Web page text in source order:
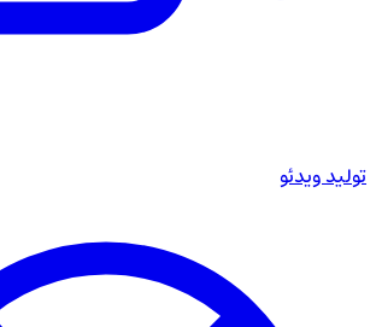
تولید ویدئو